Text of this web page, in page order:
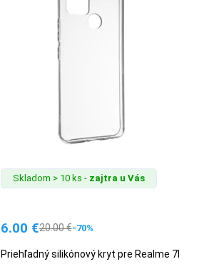
Skladom > 10 ks - zajtra u Vás
6.00 €20.00€-70%
Priehľadný silikónový kryt pre Realme 7I